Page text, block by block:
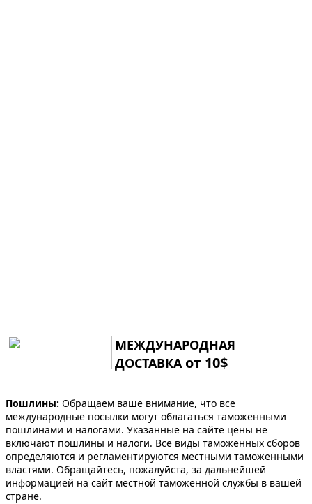
МЕЖДУНАРОДНАЯ
ДОСТАВКА от 10$
Пошлины: Обращаем ваше внимание, что все
международные посылки могут облагаться таможенными
пошлинами и налогами. Указанные на сайте цены не
включают пошлины и налоги. Все виды таможенных сборов
определяются и регламентируются местными таможенными
властями. Обращайтесь, пожалуйста, за дальнейшей
информацией на сайт местной таможенной службы в вашей
стране.